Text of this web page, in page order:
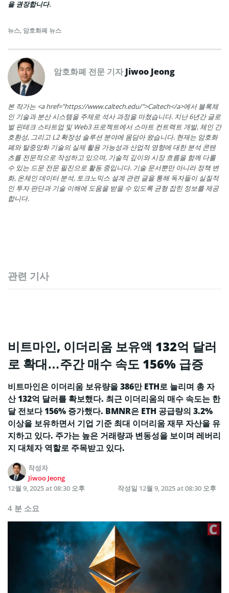
을 권장합니다.
뉴스, 암호화폐 뉴스
암호화폐 전문 기자Jiwoo Jeong
본 작가는 <a href="https://www.caltech.edu/">Caltech</a>에서 블록체
인 기술과 분산 시스템을 주제로 석사 과정을 마쳤습니다. 지난 6년간 글로
벌 핀테크 스타트업 및 Web3 프로젝트에서 스마트 컨트랙트 개발, 체인 간
호환성, 그리고 L2 확장성 솔루션 분야에 몸담아 왔습니다. 현재는 암호화
폐와 탈중앙화 기술의 실제 활용 가능성과 산업적 영향에 대한 분석 콘텐
츠를 전문적으로 작성하고 있으며, 기술적 깊이와 시장 흐름을 함께 다룰
수 있는 드문 전문 필진으로 활동 중입니다. 기술 문서뿐만 아니라 정책 변
화, 온체인 데이터 분석, 토크노믹스 설계 관련 글을 통해 독자들이 실질적
인 투자 판단과 기술 이해에 도움을 받을 수 있도록 균형 잡힌 정보를 제공
합니다.
관련 기사
비트마인, 이더리움 보유액 132억 달러
로 확대…주간 매수 속도 156% 급증
비트마인은 이더리움 보유량을 386만 ETH로 늘리며 총 자
산 132억 달러를 확보했다. 최근 이더리움의 매수 속도는 한
달 전보다 156% 증가했다. BMNR은 ETH 공급량의 3.2%
이상을 보유하면서 기업 기준 최대 이더리움 재무 자산을 유
지하고 있다. 주가는 높은 거래량과 변동성을 보이며 레버리
지 대체자 역할로 주목받고 있다.
작성자
Jiwoo Jeong
12월 9, 2025 at 08:30 오후
작성일 12월 9, 2025 at 08:30 오후
4 분 소요